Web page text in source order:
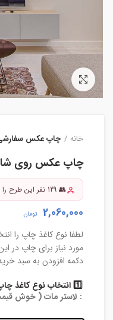
بزرگنمایی تصویر
خانه چاپ عکس
چاپ عکس روی شاسی سایز
👥 129 نفر این طرح را مشاهده کرده‌اند
2,060,000 تومان
لطفا نوع کاغذ چاپ را
مورد نیاز برای چاپ در
دکمه افزودن به سبد
1️⃣ انتخاب نوع کاغذ چاپ
: لاستر مات ( خوش